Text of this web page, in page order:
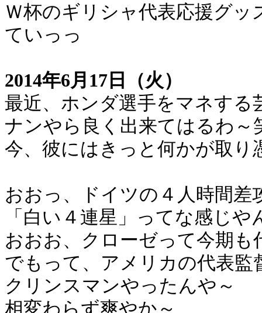
Ｗ杯のギリシャ代表応援グッ
ていっっ
2014年6月17日（火）
最近、ホンダ選手をマネする
ナンやら良く出来てはるわ～
今、彼にはきっと何かが取
おおっ、ドイツの４人時間差
「白い４連星」ってな感じや
おおお、クローゼって今期
でもって、アメリカの代表監
クリンスマンやったんや～
相変わらず爽やか～